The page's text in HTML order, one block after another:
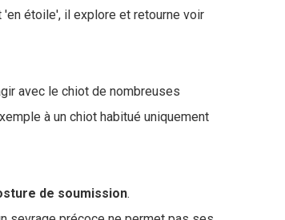
'en étoile', il explore et retourne voir
avec le chiot de nombreuses
à un chiot habitué uniquement
de soumission.